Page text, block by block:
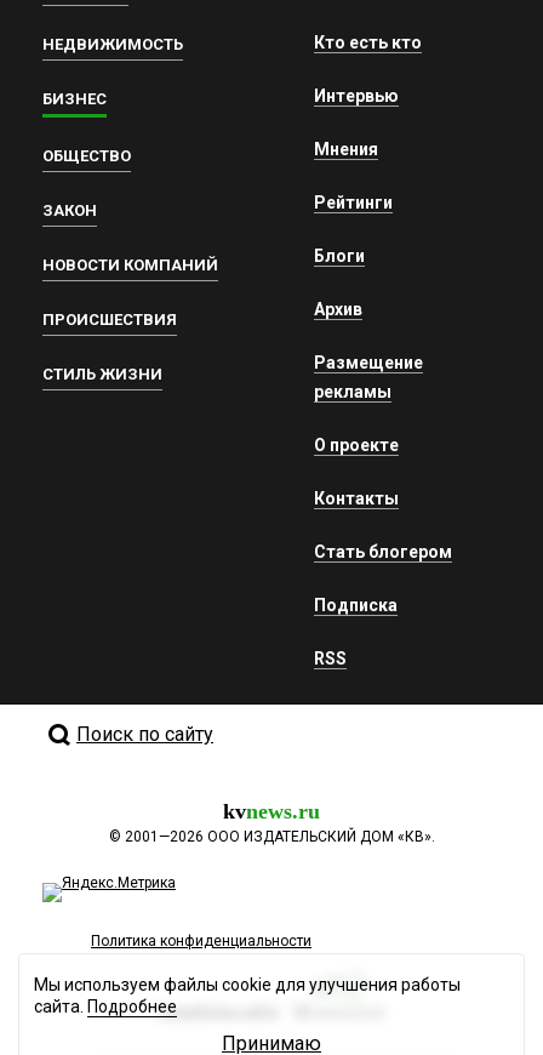
НЕДВИЖИМОСТЬ
БИЗНЕС
ОБЩЕСТВО
ЗАКОН
НОВОСТИ КОМПАНИЙ
ПРОИСШЕСТВИЯ
СТИЛЬ ЖИЗНИ
Кто есть кто
Интервью
Мнения
Рейтинги
Блоги
Архив
Размещение
рекламы
О проекте
Контакты
Стать блогером
Подписка
RSS
Поиск по сайту
kvnews.ru
© 2001—2026 ООО ИЗДАТЕЛЬСКИЙ ДОМ «КВ».
Политика конфиденциальности
Разработка сайта
Мы используем файлы cookie для улучшения работы
сайта. Подробнее
Принимаю